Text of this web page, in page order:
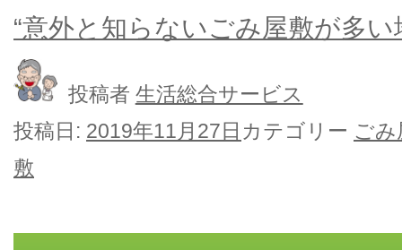
“意外と知らないごみ屋敷が多
投稿者 生活総合サービス
投稿日: 2019年11月27日 カテゴリー ごみ
敷